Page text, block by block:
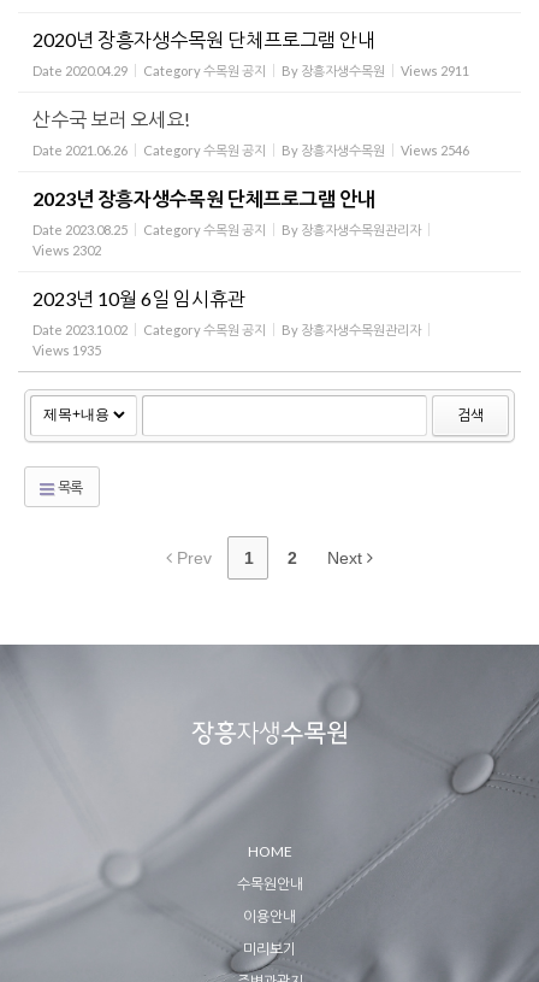
2020년 장흥자생수목원 단체프로그램 안내
Date 2020.04.29 Category수목원 공지 By 장흥자생수목원 Views 2911
산수국 보러 오세요!
Date 2021.06.26 Category수목원 공지 By 장흥자생수목원 Views 2546
2023년 장흥자생수목원 단체프로그램 안내
Date 2023.08.25 Category수목원 공지 By 장흥자생수목원관리자
Views 2302
2023년 10월 6일 임시휴관
Date 2023.10.02 Category수목원 공지 By 장흥자생수목원관리자
Views 1935
검색
목록
Prev 1 2 Next
HOME
수목원안내
이용안내
미리보기